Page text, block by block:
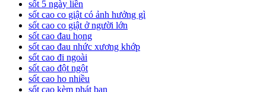
sốt 5 ngày liền
sốt cao co giật có ảnh hưởng gì
sốt cao co giật ở người lớn
sốt cao đau họng
sốt cao đau nhức xương khớp
sốt cao đi ngoài
sốt cao đột ngột
sốt cao ho nhiều
sốt cao kèm phát ban